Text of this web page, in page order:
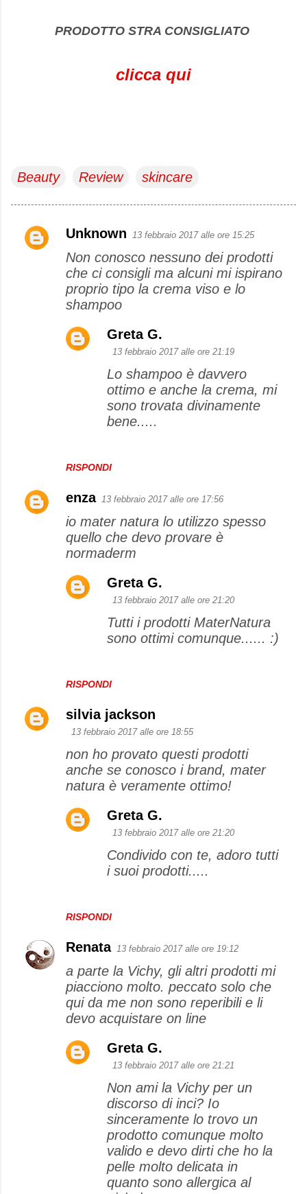
PRODOTTO STRA CONSIGLIATO
clicca qui
Beauty Review skincare
C
Unknown 13 febbraio 2017 alle ore 15:25
Non conosco nessuno dei prodotti
che ci consigli ma alcuni mi ispirano
proprio tipo la crema viso e lo
shampoo
RISPONDI
Greta G.
13 febbraio 2017 alle ore 21:19
Lo shampoo è davvero
ottimo e anche la crema, mi
sono trovata divinamente
bene.....
enza 13 febbraio 2017 alle ore 17:56
io mater natura lo utilizzo spesso
quello che devo provare è
normaderm
RISPONDI
Greta G.
13 febbraio 2017 alle ore 21:20
Tutti i prodotti MaterNatura
sono ottimi comunque...... :)
silvia jackson
13 febbraio 2017 alle ore 18:55
non ho provato questi prodotti
anche se conosco i brand, mater
natura è veramente ottimo!
RISPONDI
Greta G.
13 febbraio 2017 alle ore 21:20
Condivido con te, adoro tutti
i suoi prodotti.....
Renata 13 febbraio 2017 alle ore 19:12
a parte la Vichy, gli altri prodotti mi
piacciono molto. peccato solo che
qui da me non sono reperibili e li
devo acquistare on line
Greta G.
13 febbraio 2017 alle ore 21:21
Non ami la Vichy per un
discorso di inci? Io
sinceramente lo trovo un
prodotto comunque molto
valido e devo dirti che ho la
pelle molto delicata in
quanto sono allergica al